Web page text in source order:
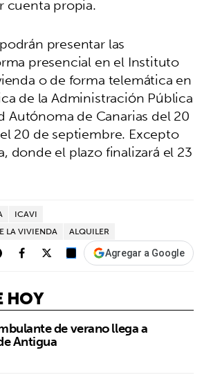
presentar las
presencial en el Instituto
o de forma telemática en
de la Administración Pública
Autónoma de Canarias del 20
20 de septiembre. Excepto
donde el plazo finalizará el 23
ICAVI
LA VIVIENDA
ALQUILER
Agregar a Google
HOY
de verano llega a
Antigua